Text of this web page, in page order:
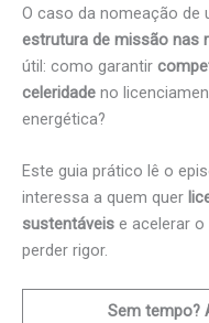
O caso da nomeação de
estrutura de missão nas
útil: como garantir
celeridade no
energética?
Este guia prático lê o
interessa a quem quer
sustentáveis e acelerar
perder rigor.
Sem tempo?